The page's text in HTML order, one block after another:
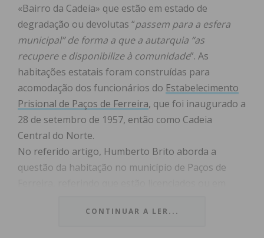
«Bairro da Cadeia» que estão em estado de
degradação ou devolutas “passem para a esfera
municipal” de forma a que a autarquia “as
recupere e disponibilize à comunidade”. As
habitações estatais foram construídas para
acomodação dos funcionários do Estabelecimento
Prisional de Paços de Ferreira, que foi inaugurado a
28 de setembro de 1957, então como Cadeia
Central do Norte.
No referido artigo, Humberto Brito aborda a
questão da habitação no município de Paços de
apartamentos, a que se junta “a construção de 60
CONTINUAR A LER...